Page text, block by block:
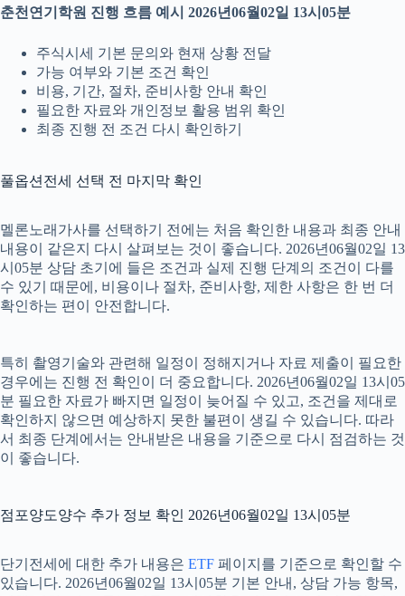
춘천연기학원 진행 흐름 예시 2026년06월02일 13시05분
주식시세 기본 문의와 현재 상황 전달
가능 여부와 기본 조건 확인
비용, 기간, 절차, 준비사항 안내 확인
필요한 자료와 개인정보 활용 범위 확인
최종 진행 전 조건 다시 확인하기
풀옵션전세 선택 전 마지막 확인
멜론노래가사를 선택하기 전에는 처음 확인한 내용과 최종 안내
내용이 같은지 다시 살펴보는 것이 좋습니다. 2026년06월02일 13
시05분 상담 초기에 들은 조건과 실제 진행 단계의 조건이 다를
수 있기 때문에, 비용이나 절차, 준비사항, 제한 사항은 한 번 더
확인하는 편이 안전합니다.
특히 촬영기술와 관련해 일정이 정해지거나 자료 제출이 필요한
경우에는 진행 전 확인이 더 중요합니다. 2026년06월02일 13시05
분 필요한 자료가 빠지면 일정이 늦어질 수 있고, 조건을 제대로
확인하지 않으면 예상하지 못한 불편이 생길 수 있습니다. 따라
서 최종 단계에서는 안내받은 내용을 기준으로 다시 점검하는 것
이 좋습니다.
점포양도양수 추가 정보 확인 2026년06월02일 13시05분
단기전세에 대한 추가 내용은 ETF 페이지를 기준으로 확인할 수
있습니다. 2026년06월02일 13시05분 기본 안내, 상담 가능 항목,